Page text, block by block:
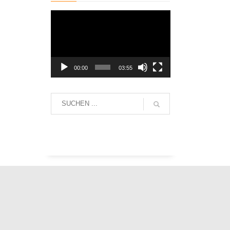
00:00 03:55